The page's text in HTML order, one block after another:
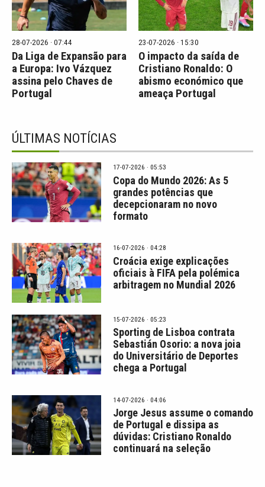
28-07-2026 · 07:44
Da Liga de Expansão para
a Europa: Ivo Vázquez
assina pelo Chaves de
Portugal
23-07-2026 · 15:30
O impacto da saída de
Cristiano Ronaldo: O
abismo económico que
ameaça Portugal
ÚLTIMAS NOTÍCIAS
17-07-2026 · 05:53
Copa do Mundo 2026: As 5
grandes potências que
decepcionaram no novo
formato
16-07-2026 · 04:28
Croácia exige explicações
oficiais à FIFA pela polémica
arbitragem no Mundial 2026
15-07-2026 · 05:23
Sporting de Lisboa contrata
Sebastián Osorio: a nova joia
do Universitário de Deportes
chega a Portugal
14-07-2026 · 04:06
Jorge Jesus assume o comando
de Portugal e dissipa as
dúvidas: Cristiano Ronaldo
continuará na seleção